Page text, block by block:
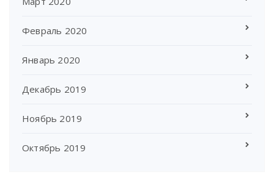
Февраль 2020
Январь 2020
Декабрь 2019
Ноябрь 2019
Октябрь 2019